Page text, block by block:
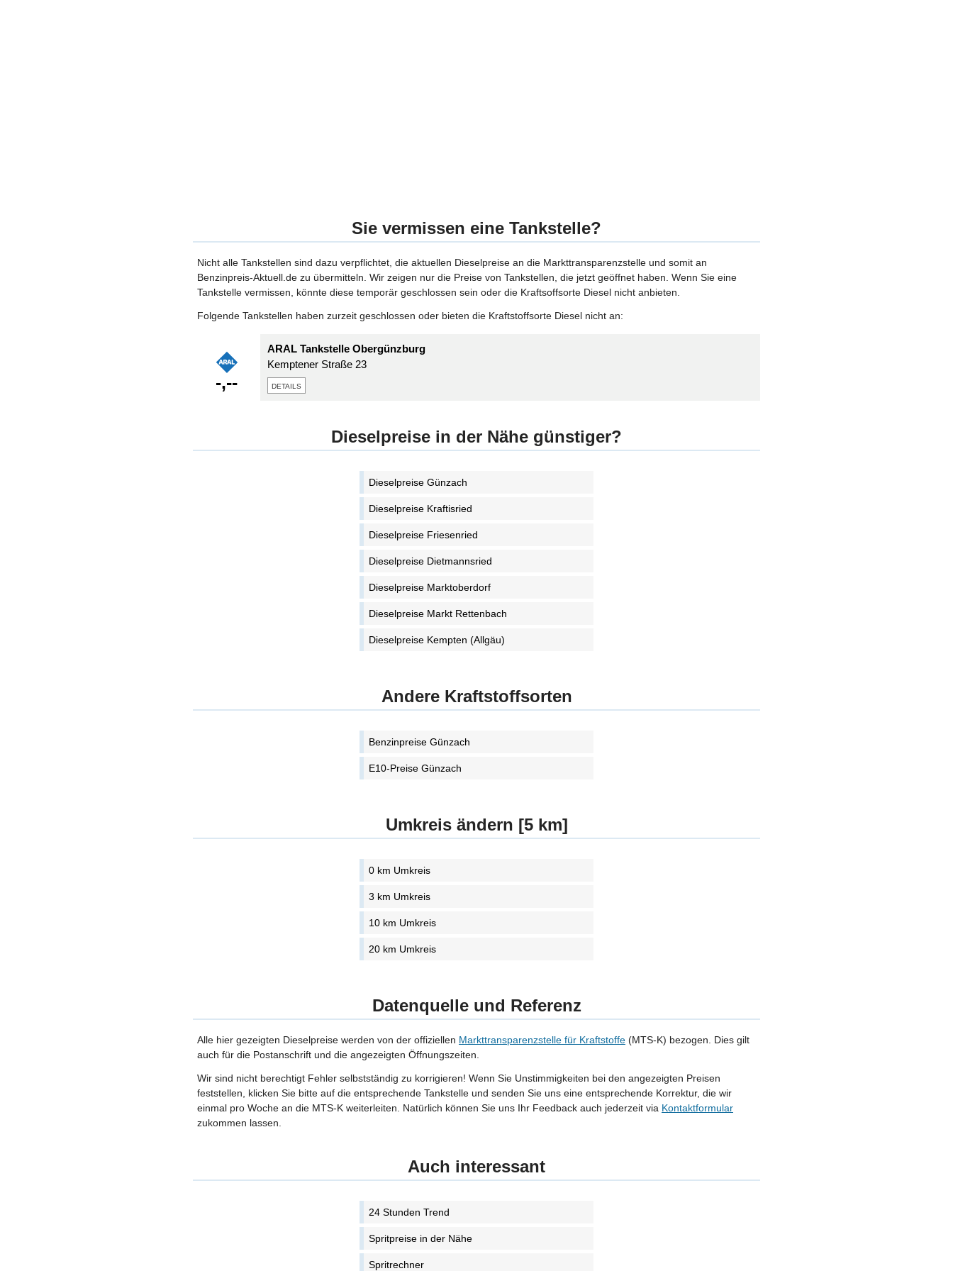
Sie vermissen eine Tankstelle?
Nicht alle Tankstellen sind dazu verpflichtet, die aktuellen Dieselpreise an die Markttransparenzstelle und somit an
Benzinpreis-Aktuell.de zu übermitteln. Wir zeigen nur die Preise von Tankstellen, die jetzt geöffnet haben. Wenn Sie eine
Tankstelle vermissen, könnte diese temporär geschlossen sein oder die Kraftsoffsorte Diesel nicht anbieten.
Folgende Tankstellen haben zurzeit geschlossen oder bieten die Kraftstoffsorte Diesel nicht an:
-,--
ARAL Tankstelle Obergünzburg
Kemptener Straße 23
details
Dieselpreise in der Nähe günstiger?
Dieselpreise Günzach
Dieselpreise Kraftisried
Dieselpreise Friesenried
Dieselpreise Dietmannsried
Dieselpreise Marktoberdorf
Dieselpreise Markt Rettenbach
Dieselpreise Kempten (Allgäu)
Andere Kraftstoffsorten
Benzinpreise Günzach
E10-Preise Günzach
Umkreis ändern [5 km]
0 km Umkreis
3 km Umkreis
10 km Umkreis
20 km Umkreis
Datenquelle und Referenz
Alle hier gezeigten Dieselpreise werden von der offiziellen Markttransparenzstelle für Kraftstoffe (MTS-K) bezogen. Dies gilt
auch für die Postanschrift und die angezeigten Öffnungszeiten.
Wir sind nicht berechtigt Fehler selbstständig zu korrigieren! Wenn Sie Unstimmigkeiten bei den angezeigten Preisen
feststellen, klicken Sie bitte auf die entsprechende Tankstelle und senden Sie uns eine entsprechende Korrektur, die wir
einmal pro Woche an die MTS-K weiterleiten. Natürlich können Sie uns Ihr Feedback auch jederzeit via Kontaktformular
zukommen lassen.
Auch interessant
24 Stunden Trend
Spritpreise in der Nähe
Spritrechner